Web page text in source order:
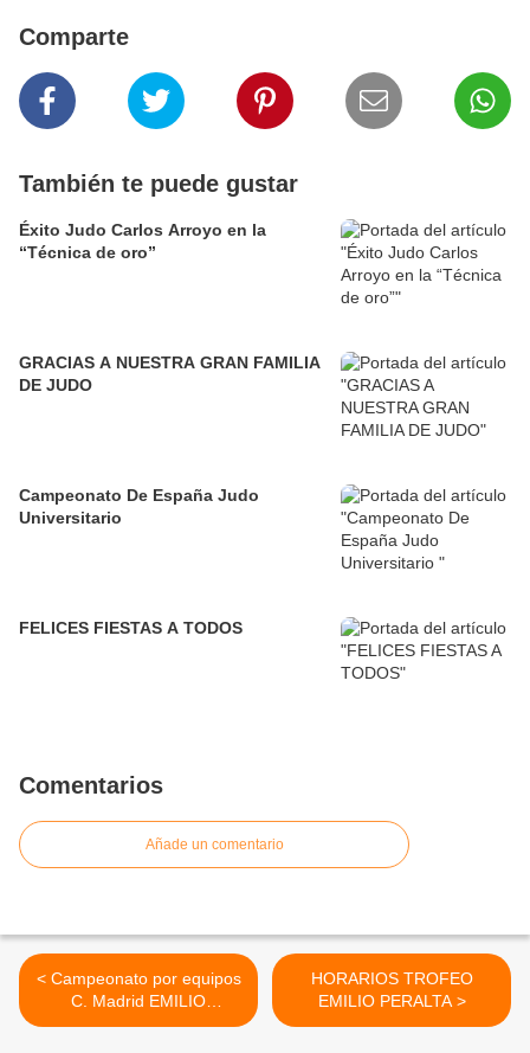
Comparte
También te puede gustar
Éxito Judo Carlos Arroyo en la
“Técnica de oro”
GRACIAS A NUESTRA GRAN FAMILIA
DE JUDO
Campeonato De España Judo
Universitario
FELICES FIESTAS A TODOS
Comentarios
Añade un comentario
< Campeonato por equipos
C. Madrid EMILIO
PERALTA
HORARIOS TROFEO
EMILIO PERALTA >